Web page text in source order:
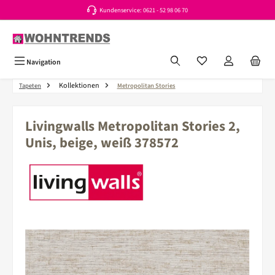
Kundenservice: 0621 - 52 98 06 70
Navigation Du hast 0 Produkte
Tapeten Kollektionen Metropolitan Stories
Livingwalls Metropolitan Stories 2,
Unis, beige, weiß 378572
Bildergalerie überspringen